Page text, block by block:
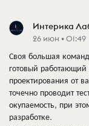
Интерика
26 июн • 01:49
Своя большая
готовый
проектирования от
точечно проводит
окупаемость, при
разработке.